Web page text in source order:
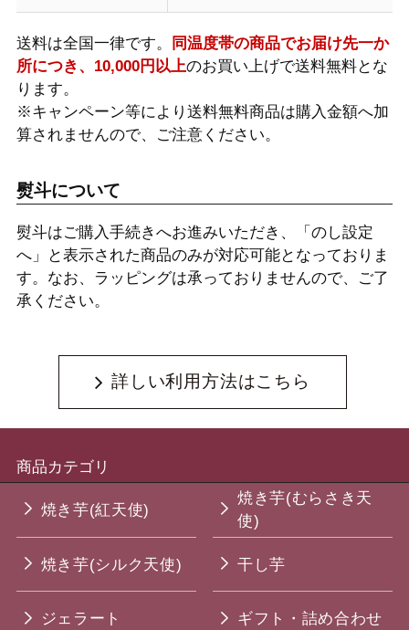
送料は全国一律です。
同温度帯の商品でお届け先一か
所につき、10,000円以上のお買い上げで送料無料とな
ります。
※キャンペーン等により送料無料商品は購入金額へ加
算されませんので、ご注意ください。
熨斗について
熨斗はご購入手続きへお進みいただき、「のし設定
へ」と表示された商品のみが対応可能となっておりま
す。なお、ラッピングは承っておりませんので、ご了
承ください。
詳しい利用方法はこちら
商品カテゴリ
焼き芋(紅天使)
焼き芋(むらさき天
使)
焼き芋(シルク天使) 干し芋
ジェラート ギフト・詰め合わせ